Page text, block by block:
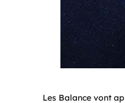
Les Balance vont